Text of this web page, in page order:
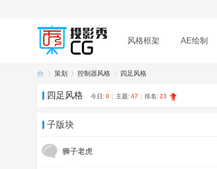
风格框架 AE绘制
插件 帮助 下载
策划 控制器风格 四足风格
四足风格 今日: 0 主题: 47 排名: 23
子版块
狮子老虎